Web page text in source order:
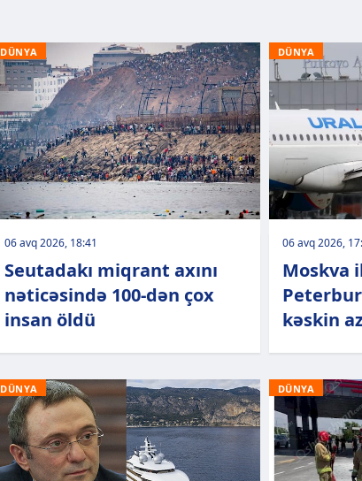
DÜNYA
06 avq 2026, 18:41
Seutadakı miqrant axını
nəticəsində 100-dən çox
insan öldü
DÜNYA
06 avq 2026,
Moskva
kəskin
DÜNYA DÜNYA